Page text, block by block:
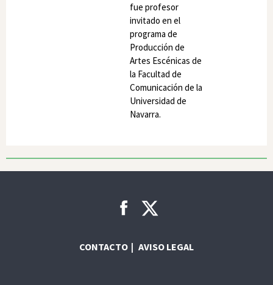
fue profesor
invitado en el
programa de
Producción de
Artes Escénicas de
la Facultad de
Comunicación de la
Universidad de
Navarra.
CONTACTO AVISO LEGAL